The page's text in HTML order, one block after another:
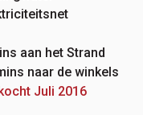
aan het Strand
naar de winkels
Juli 2016